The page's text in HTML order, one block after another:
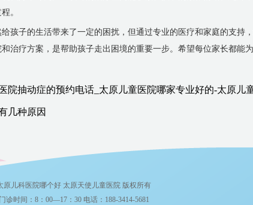
。
孩子的生活带来了一定的困扰，但通过专业的医疗和家庭的支持
治疗方案，是帮助孩子走出困境的重要一步。希望每位家长都能
院抽动症的预约电话_太原儿童医院哪家专业好的-太原儿
几种原因
原儿科医院哪个好 太原天使儿童医院 版权所有
门诊时间：8：00—17：30 电话：188-3414-5681